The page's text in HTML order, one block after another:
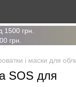
1500 грн.
грн.
і маски для
SOS для